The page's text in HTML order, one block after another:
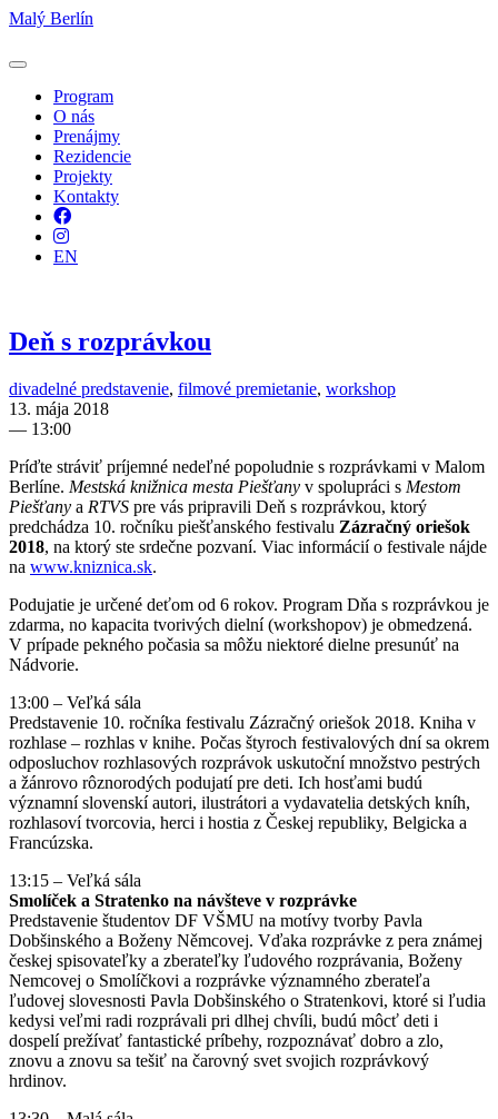
Malý Berlín
Program
O nás
Prenájmy
Rezidencie
Projekty
Kontakty
Facebook
Instagram
EN
Deň s rozprávkou
divadelné predstavenie, filmové premietanie, workshop
13. mája 2018
— 13:00
Príďte stráviť príjemné nedeľné popoludnie s rozprávkami v Malom
Berlíne. Mestská knižnica mesta Piešťany v spolupráci s Mestom
Piešťany a RTVS pre vás pripravili Deň s rozprávkou, ktorý
predchádza 10. ročníku piešťanského festivalu Zázračný oriešok
2018, na ktorý ste srdečne pozvaní. Viac informácií o festivale nájde
na www.kniznica.sk.
Podujatie je určené deťom od 6 rokov. Program Dňa s rozprávkou je
zdarma, no kapacita tvorivých dielní (workshopov) je obmedzená.
V prípade pekného počasia sa môžu niektoré dielne presunúť na
Nádvorie.
13:00 – Veľká sála
Predstavenie 10. ročníka festivalu Zázračný oriešok 2018. Kniha v
rozhlase – rozhlas v knihe. Počas štyroch festivalových dní sa okrem
odposluchov rozhlasových rozprávok uskutoční množstvo pestrých
a žánrovo rôznorodých podujatí pre deti. Ich hosťami budú
významní slovenskí autori, ilustrátori a vydavatelia detských kníh,
rozhlasoví tvorcovia, herci i hostia z Českej republiky, Belgicka a
Francúzska.
13:15 – Veľká sála
Smolíček a Stratenko na návšteve v rozprávke
Predstavenie študentov DF VŠMU na motívy tvorby Pavla
Dobšinského a Boženy Němcovej. Vďaka rozprávke z pera známej
českej spisovateľky a zberateľky ľudového rozprávania, Boženy
Nemcovej o Smolíčkovi a rozprávke významného zberateľa
ľudovej slovesnosti Pavla Dobšinského o Stratenkovi, ktoré si ľudia
kedysi veľmi radi rozprávali pri dlhej chvíli, budú môcť deti i
dospelí prežívať fantastické príbehy, rozpoznávať dobro a zlo,
znovu a znovu sa tešiť na čarovný svet svojich rozprávkový
hrdinov.